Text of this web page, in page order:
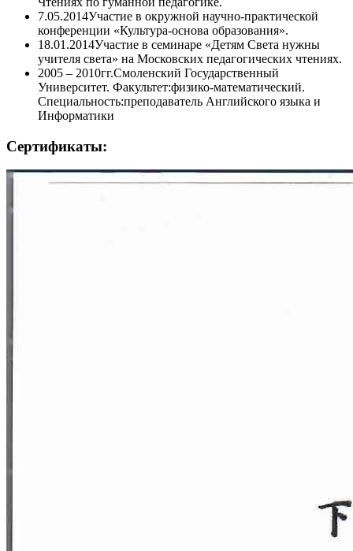
Скидки до 30%
7.05.2014Участие в окружной научно-практической
конференции «Культура-основа образования».
18.01.2014Участие в семинаре «Детям Света нужны
учителя света» на Московских педагогических чтениях.
2005 – 2010гг.Смоленский Государственный
Университет. Факультет:физико-математический.
Специальность:преподаватель Английского языка и
Информатики
Сертификаты: